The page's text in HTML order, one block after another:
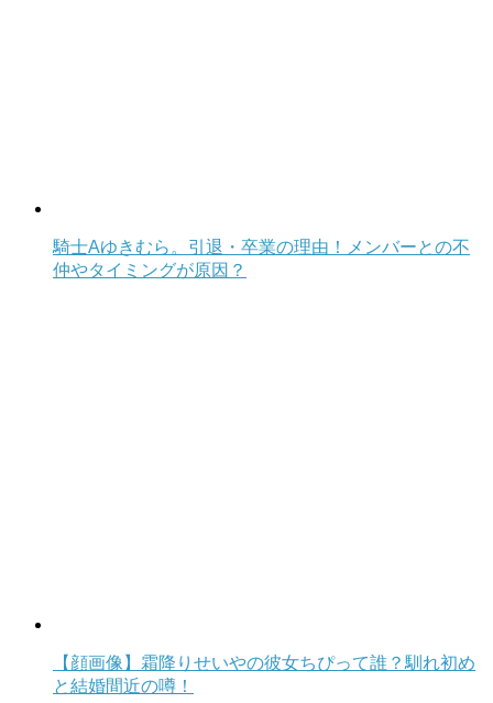
騎士Aゆきむら。引退・卒業の理由！メンバーとの不
仲やタイミングが原因？
【顔画像】霜降りせいやの彼女ちぴって誰？馴れ初め
と結婚間近の噂！